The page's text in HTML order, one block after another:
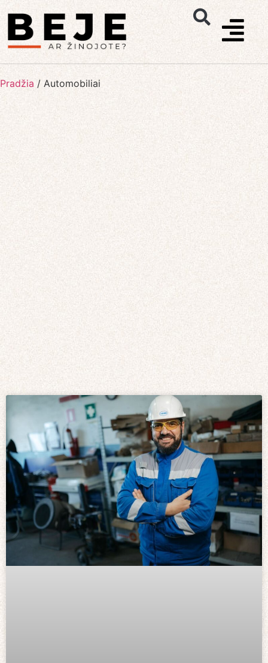
Pradžia / Automobiliai